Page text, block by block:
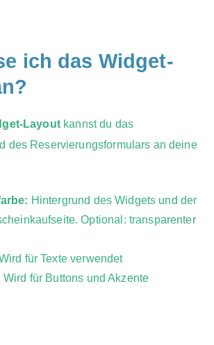
ich das Widget-
Layoutkannst du das
des Reservierungsformulars an deine
Hintergrund des Widgets und der
Optional: transparenter
für Texte verwendet
Wird für Buttons und Akzente